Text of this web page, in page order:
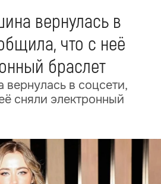
вернулась в
что с неё
браслет
в соцсети,
сняли электронный